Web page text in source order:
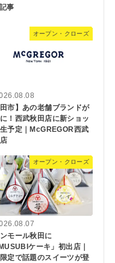
オープン・クローズ
田市】あの老舗ブランドが
！西武秋田店に新ショッ
予定｜McGREGOR西武
オープン・クローズ
モール秋田に
ケーキ」初出店｜
定で話題のスイーツが登